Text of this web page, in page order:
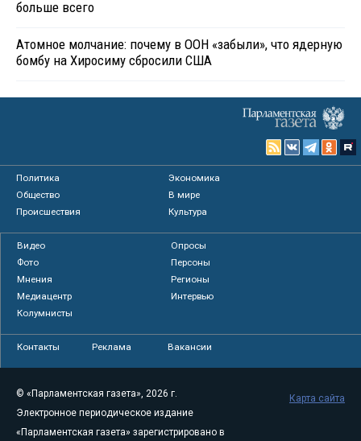
больше всего
Атомное молчание: почему в ООН «забыли», что ядерную
бомбу на Хиросиму сбросили США
Политика
Экономика
Общество
В мире
Происшествия
Культура
Видео
Опросы
Фото
Персоны
Мнения
Регионы
Медиацентр
Интервью
Колумнисты
Контакты Реклама Вакансии
© «Парламентская газета», 2026 г.
Электронное периодическое издание
«Парламентская газета» зарегистрировано в
Карта сайта